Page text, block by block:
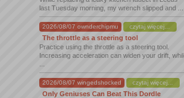
last Tuesday morning, my wrench slipped and ...
2026/08/07 ownderchipmu czytaj więcej...
The throttle as a steering tool
Practice using the throttle as a steering tool.
Increasing acceleration can widen your drift,
2026/08/07 wingedshocked czytaj więcej...
Only Geniuses Can Beat This Dordle